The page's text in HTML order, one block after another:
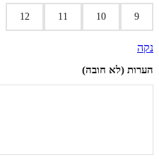
9
10
11
12
נקה
הערות (לא חובה)